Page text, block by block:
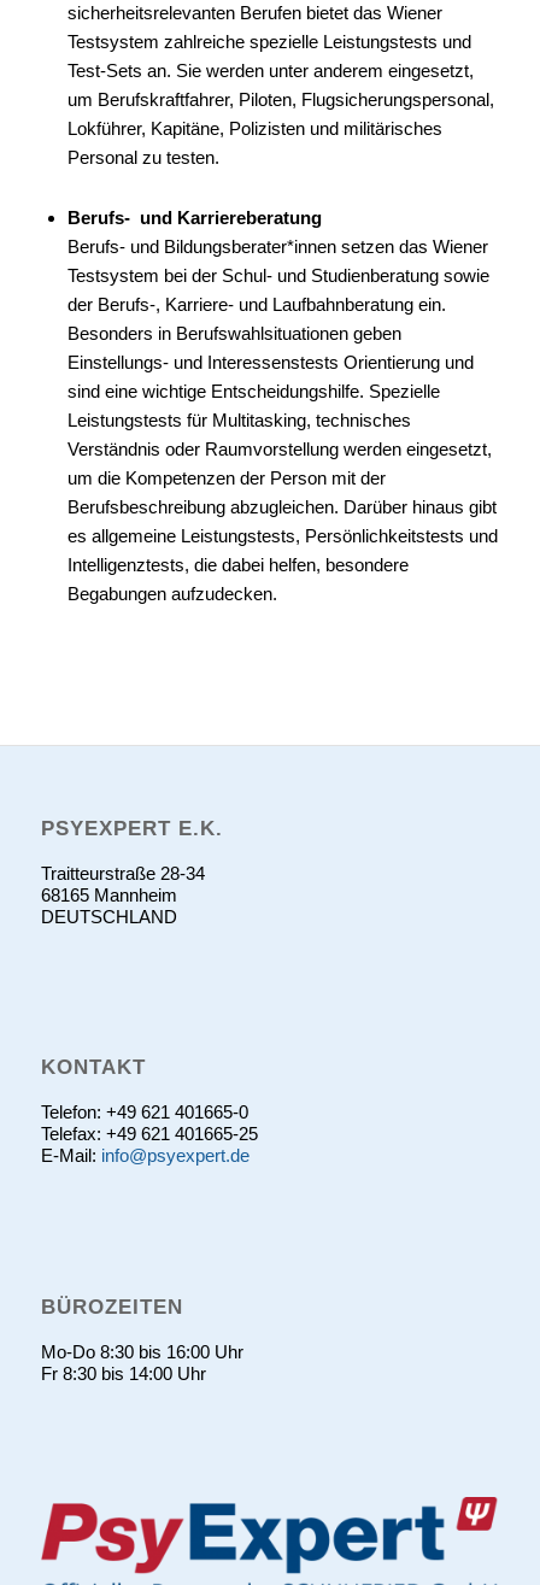
sicherheitsrelevanten Berufen bietet das Wiener
Testsystem zahlreiche spezielle Leistungstests und
Test-Sets an. Sie werden unter anderem eingesetzt,
um Berufskraftfahrer, Piloten, Flugsicherungspersonal,
Lokführer, Kapitäne, Polizisten und militärisches
Personal zu testen.
Berufs- und Karriereberatung
Berufs- und Bildungsberater*innen setzen das Wiener
Testsystem bei der Schul- und Studienberatung sowie
der Berufs-, Karriere- und Laufbahnberatung ein.
Besonders in Berufswahlsituationen geben
Einstellungs- und Interessenstests Orientierung und
sind eine wichtige Entscheidungshilfe. Spezielle
Leistungstests für Multitasking, technisches
Verständnis oder Raumvorstellung werden eingesetzt,
um die Kompetenzen der Person mit der
Berufsbeschreibung abzugleichen. Darüber hinaus gibt
es allgemeine Leistungstests, Persönlichkeitstests und
Intelligenztests, die dabei helfen, besondere
Begabungen aufzudecken.
PSYEXPERT E.K.
Traitteurstraße 28-34
68165 Mannheim
DEUTSCHLAND
KONTAKT
Telefon: +49 621 401665-0
Telefax: +49 621 401665-25
E-Mail: info@psyexpert.de
BÜROZEITEN
Mo-Do 8:30 bis 16:00 Uhr
Fr 8:30 bis 14:00 Uhr